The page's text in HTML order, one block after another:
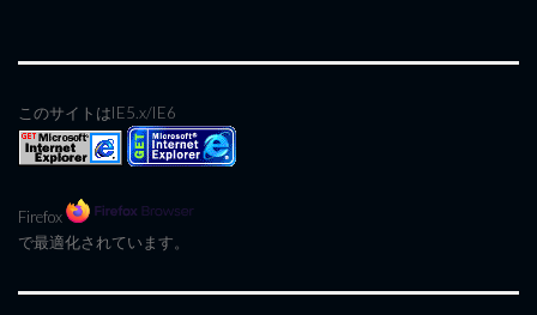
このサイトはIE5.x/IE6
Firefox
で最適化されています。